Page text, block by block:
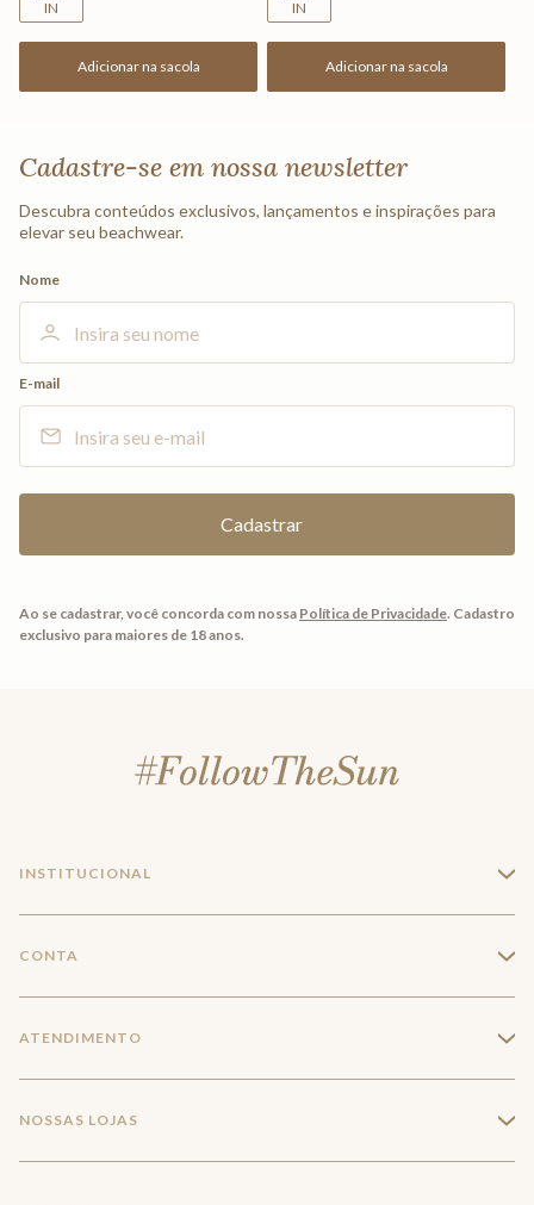
IN
Adicionar na sacola
IN
Adicionar na sacola
Cadastre-se em nossa newsletter
Descubra conteúdos exclusivos, lançamentos e inspirações para
elevar seu beachwear.
Nome
E-mail
Ao se cadastrar, você concorda com nossa Política de Privacidade. Cadastro
exclusivo para maiores de 18 anos.
INSTITUCIONAL +
Trabalhe conosco
CONTA +
Meus pedidos
ATENDIMENTO +
NOSSAS LOJAS +